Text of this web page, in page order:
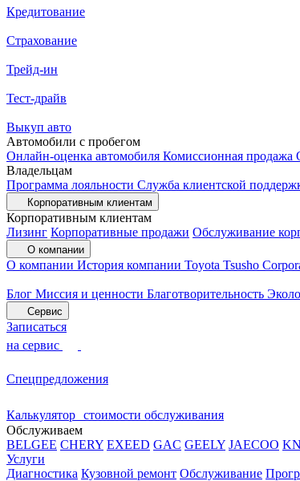
Кредитование
Страхование
Трейд-ин
Тест-драйв
Выкуп авто
Автомобили с пробегом
Онлайн-оценка автомобиля Комиссионная продажа
Владельцам
Программа лояльности Служба клиентской
Корпоративным клиентам
Корпоративным клиентам
Лизинг Корпоративные продажи Обслуживание
О компании
О компании История компании Toyota Tsusho
Блог Миссия и ценности Благотворительность
Сервис
Записаться
на сервис
Спецпредложения
Калькулятор стоимости обслуживания
Обслуживаем
BELGEE CHERY EXEED GAC GEELY JAECOO
Услуги
Диагностика Кузовной ремонт Обслуживание